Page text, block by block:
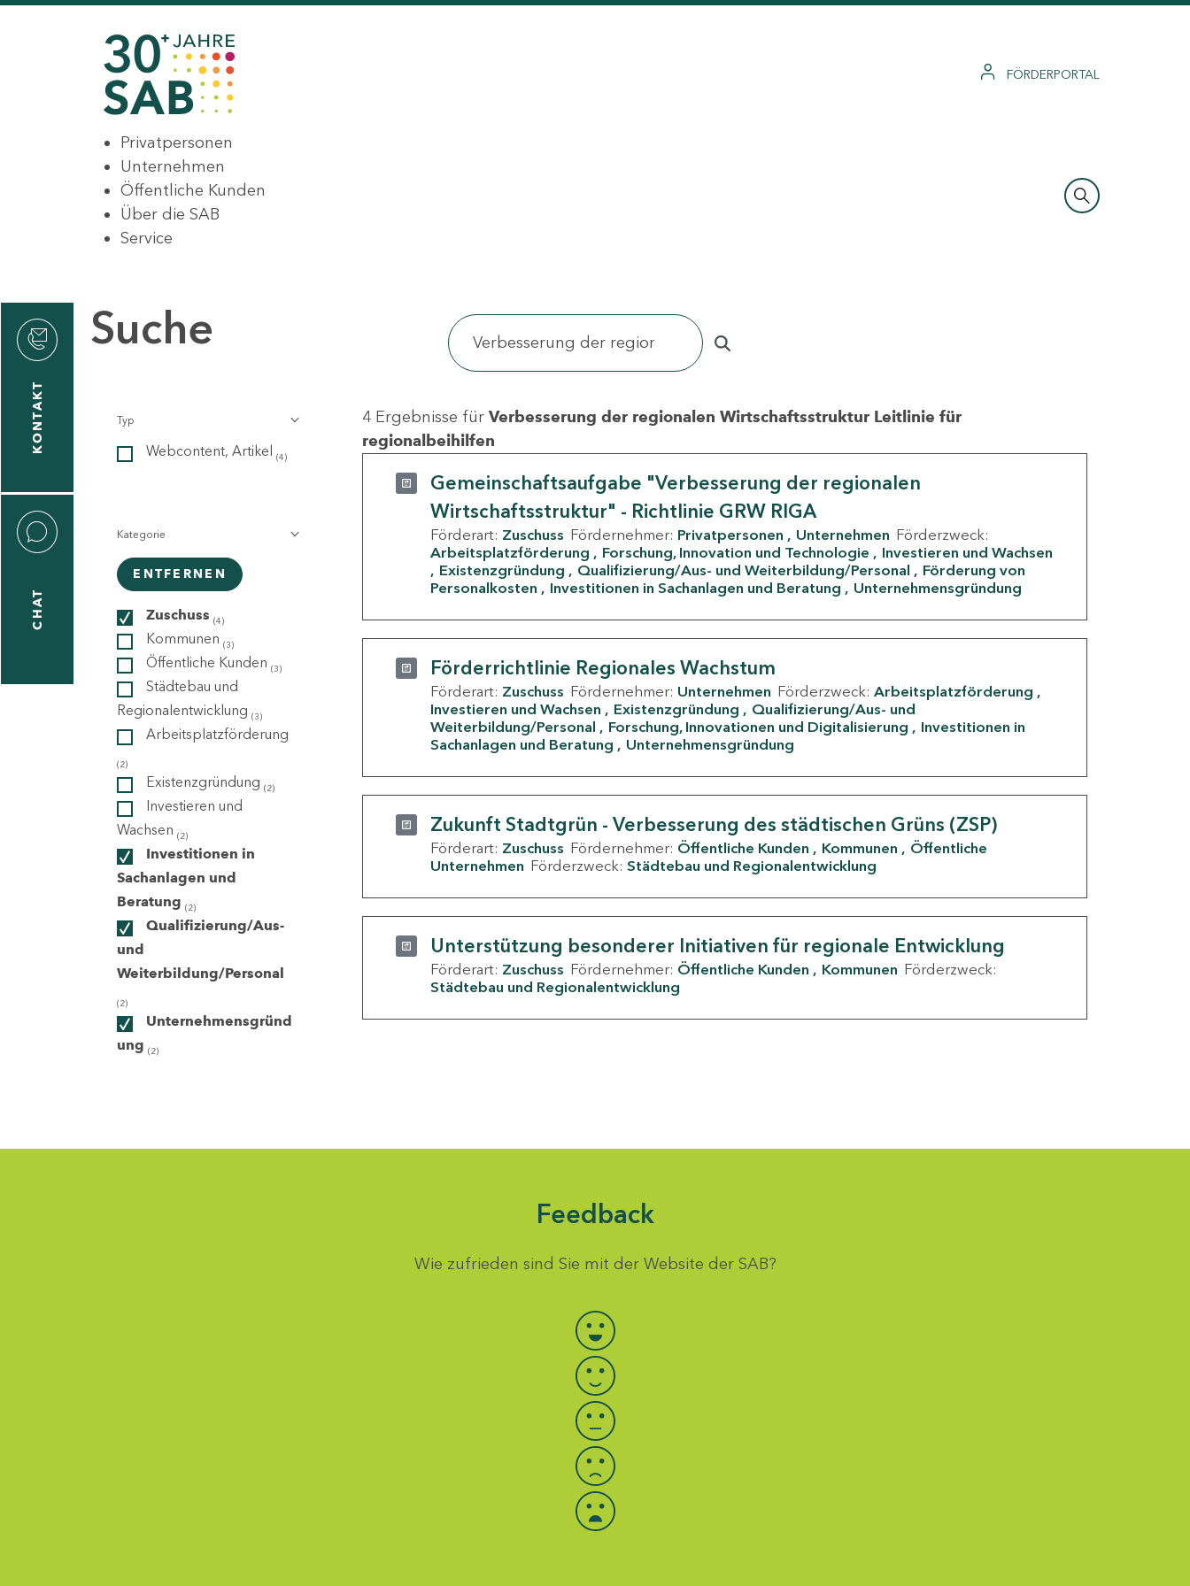
FÖRDERPORTAL
Privatpersonen
Unternehmen
Öffentliche Kunden
Über die SAB
Service
KONTAKT
CHAT
Suche
Typ
Webcontent, Artikel (4)
Kategorie
ENTFERNEN
Zuschuss (4)
Kommunen (3)
Öffentliche Kunden (3)
Städtebau und
Regionalentwicklung (3)
Arbeitsplatzförderung
(2)
Existenzgründung (2)
Investieren und
Wachsen (2)
Investitionen in
Sachanlagen und
Beratung (2)
Qualifizierung/Aus-
und
Weiterbildung/Personal
(2)
Unternehmensgründ
ung (2)
4 Ergebnisse für Verbesserung der regionalen Wirtschaftsstruktur Leitlinie für
regionalbeihilfen
Gemeinschaftsaufgabe "Verbesserung der regionalen
Wirtschaftsstruktur" - Richtlinie GRW RIGA
Förderart: Zuschuss Fördernehmer: Privatpersonen Unternehmen Förderzweck:
Arbeitsplatzförderung
Forschung, Innovation und Technologie
Investieren und Wachsen
Existenzgründung
Qualifizierung/Aus- und Weiterbildung/Personal
Förderung von
Personalkosten
Investitionen in Sachanlagen und Beratung Unternehmensgründung
Förderrichtlinie Regionales Wachstum
Förderart: Zuschuss Fördernehmer: Unternehmen Förderzweck: Arbeitsplatzförderung
Investieren und Wachsen
Existenzgründung
Qualifizierung/Aus- und
Weiterbildung/Personal
Forschung, Innovationen und Digitalisierung
Investitionen in
Sachanlagen und Beratung
Unternehmensgründung
Zukunft Stadtgrün - Verbesserung des städtischen Grüns (ZSP)
Förderart: Zuschuss Fördernehmer: Öffentliche Kunden Kommunen
Öffentliche
Unternehmen Förderzweck: Städtebau und Regionalentwicklung
Unterstützung besonderer Initiativen für regionale Entwicklung
Förderart: Zuschuss Fördernehmer: Öffentliche Kunden Kommunen Förderzweck:
Städtebau und Regionalentwicklung
Feedback
Wie zufrieden sind Sie mit der Website der SAB?
Bewertung auswählen